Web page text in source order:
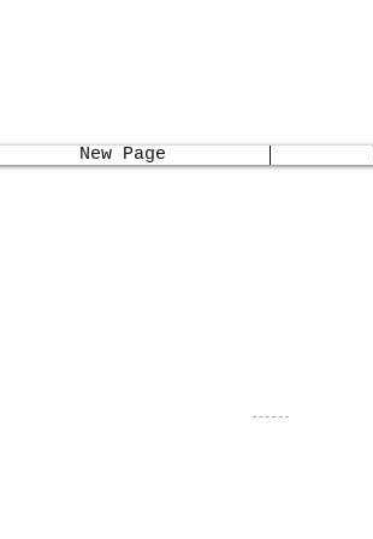
New Page